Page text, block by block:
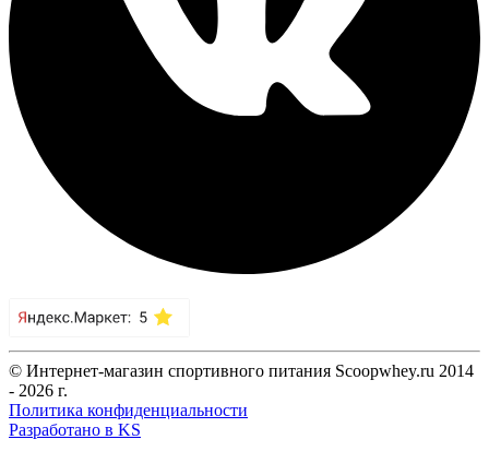
© Интернет-магазин спортивного питания Scoopwhey.ru 2014
- 2026 г.
Политика конфиденциальности
Разработано в KS